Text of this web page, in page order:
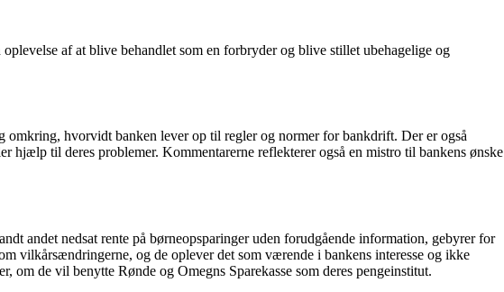
af at blive behandlet som en forbryder og blive stillet ubehagelige og
omkring, hvorvidt banken lever op til regler og normer for bankdrift. Der er også
til deres problemer. Kommentarerne reflekterer også en mistro til bankens ønske
andet nedsat rente på børneopsparinger uden forudgående information, gebyrer for
vilkårsændringerne, og de oplever det som værende i bankens interesse og ikke
de vil benytte Rønde og Omegns Sparekasse som deres pengeinstitut.